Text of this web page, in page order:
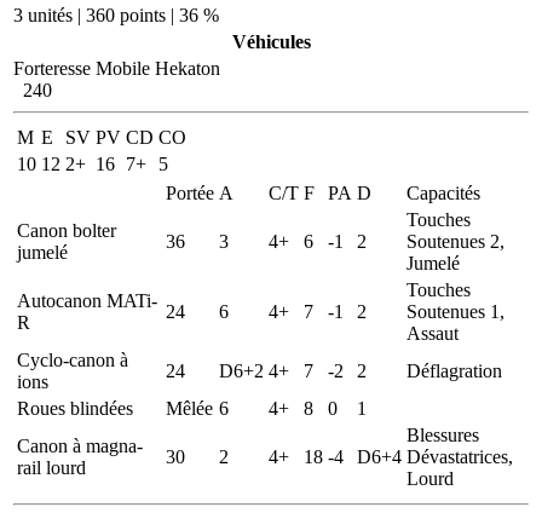
3 unités | 360 points | 36 %
Véhicules
Forteresse Mobile Hekaton
240
M E SV PV CD CO
10 12 2+ 16 7+
5
Portée A C/T F PA D
Capacités
Canon bolter
jumelé
36 3 4+ 6 -1 2
Touches
Soutenues 2,
Jumelé
Autocanon MATi-
R
24 6 4+ 7 -1 2
Touches
Soutenues 1,
Assaut
Cyclo-canon à
ions
24 D6+2 4+ 7 -2 2
Déflagration
Roues blindées
Mêlée 6 4+ 8 0
1
Canon à magna-
rail lourd
30 2 4+ 18 -4 D6+4
Blessures
Dévastatrices,
Lourd